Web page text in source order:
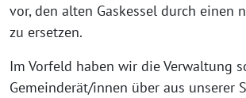
vor, den alten Gaskessel durch einen
zu ersetzen.
Im Vorfeld haben wir die Verwaltung
Gemeinderät/innen über aus unserer